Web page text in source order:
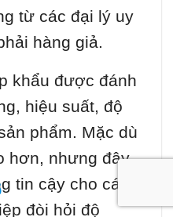
từ các đại lý uy
hàng giả.
khẩu được đánh
hiệu suất, độ
phẩm. Mặc dù
hơn, nhưng đây
tin cậy cho các
đòi hỏi độ